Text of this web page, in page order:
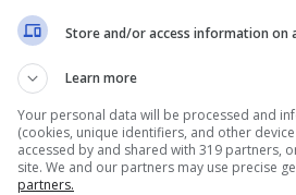
Lešković, Dino Perić, Emir
Dani Olmo, Izet Hajrovic,
Attaccanti:
Marin, Ivan Fiolić, Damian
Store and/or access information on
Learn more
Your personal data will be processed and
(cookies, unique identifiers, and other
accessed by and shared with 319 partners,
site. We and our partners may use precise
partners.